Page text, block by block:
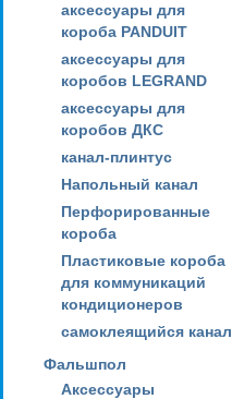
аксессуары для
короба PANDUIT
аксессуары для
коробов LEGRAND
аксессуары для
коробов ДКС
канал-плинтус
Напольный канал
Перфорированные
короба
Пластиковые короба
для коммуникаций
кондиционеров
самоклеящийся канал
Фальшпол
Аксессуары